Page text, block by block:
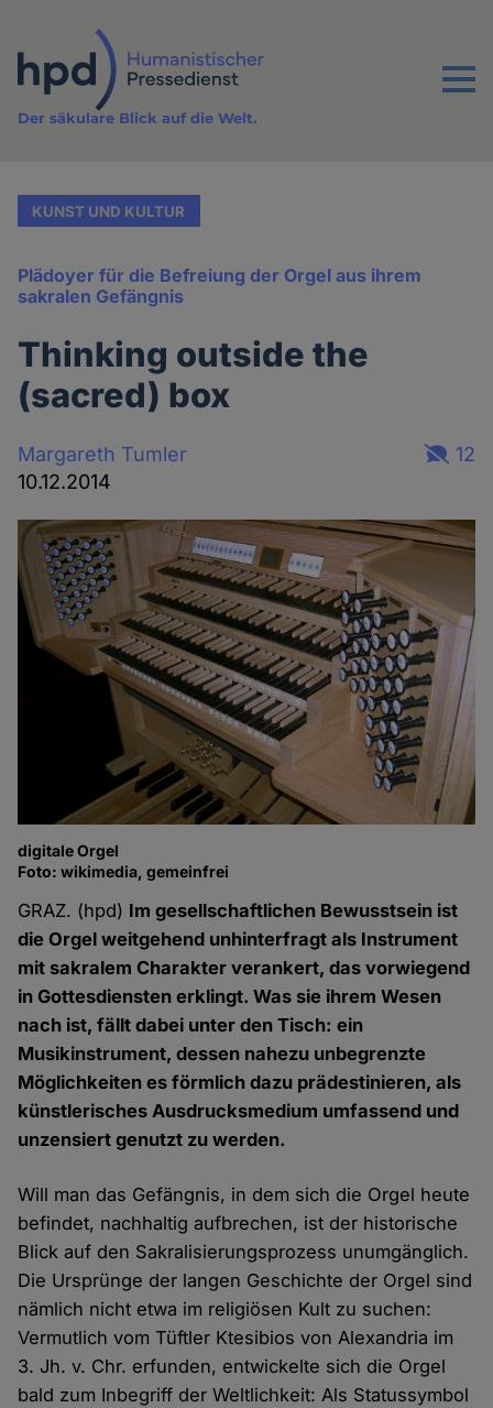
Inhalt
Menu
Der säkulare Blick auf die Welt.
KUNST UND KULTUR
Plädoyer für die Befreiung der Orgel aus ihrem
sakralen Gefängnis
Thinking outside the
(sacred) box
Margareth Tumler
10.12.2014
12
digitale Orgel
Foto: wikimedia, gemeinfrei
GRAZ. (hpd) Im gesellschaftlichen Bewusstsein ist
die Orgel weitgehend unhinterfragt als Instrument
mit sakralem Charakter verankert, das vorwiegend
in Gottesdiensten erklingt. Was sie ihrem Wesen
nach ist, fällt dabei unter den Tisch: ein
Musikinstrument, dessen nahezu unbegrenzte
Möglichkeiten es förmlich dazu prädestinieren, als
künstlerisches Ausdrucksmedium umfassend und
unzensiert genutzt zu werden.
Will man das Gefängnis, in dem sich die Orgel heute
befindet, nachhaltig aufbrechen, ist der historische
Blick auf den Sakralisierungsprozess unumgänglich.
Die Ursprünge der langen Geschichte der Orgel sind
nämlich nicht etwa im religiösen Kult zu suchen:
Vermutlich vom Tüftler Ktesibios von Alexandria im
3. Jh. v. Chr. erfunden, entwickelte sich die Orgel
bald zum Inbegriff der Weltlichkeit: Als Statussymbol